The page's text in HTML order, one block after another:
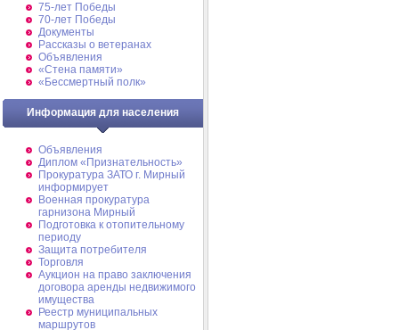
75-лет Победы
70-лет Победы
Документы
Рассказы о ветеранах
Объявления
«Стена памяти»
«Бессмертный полк»
Информация для населения
Объявления
Диплом «Признательность»
Прокуратура ЗАТО г. Мирный
информирует
Военная прокуратура
гарнизона Мирный
Подготовка к отопительному
периоду
Защита потребителя
Торговля
Аукцион на право заключения
договора аренды недвижимого
имущества
Реестр муниципальных
маршрутов